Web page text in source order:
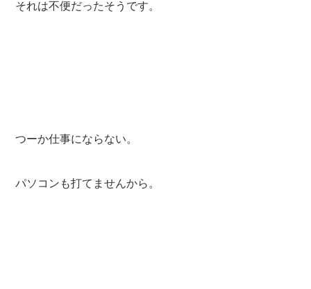
それは不便だったそうです。
つーか仕事にならない。
パソコンも打てませんから。